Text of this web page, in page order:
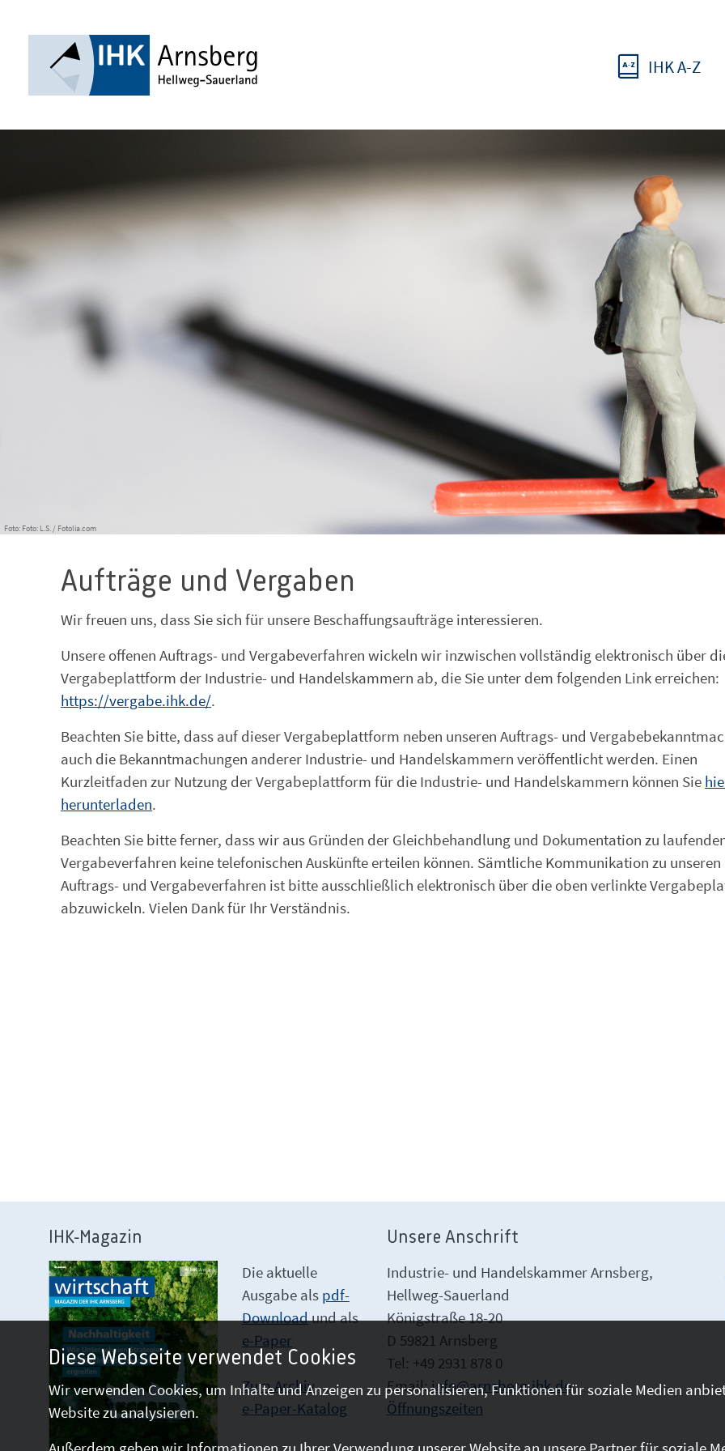
IHK A-Z
Foto: Foto: L.S. / Fotolia.com
Aufträge und Vergaben
Wir freuen uns, dass Sie sich für unsere Beschaffungsaufträge interessieren.
Unsere offenen Auftrags- und Vergabeverfahren wickeln wir inzwischen vollständig elektronisch über
Vergabeplattform der Industrie- und Handelskammern ab, die Sie unter dem folgenden Link erreichen:
https://vergabe.ihk.de/.
Beachten Sie bitte, dass auf dieser Vergabeplattform neben unseren Auftrags- und
auch die Bekanntmachungen anderer Industrie- und Handelskammern veröffentlicht werden. Einen
Kurzleitfaden zur Nutzung der Vergabeplattform für die Industrie- und Handelskammern können Sie
herunterladen.
Beachten Sie bitte ferner, dass wir aus Gründen der Gleichbehandlung und Dokumentation zu
Vergabeverfahren keine telefonischen Auskünfte erteilen können. Sämtliche Kommunikation zu unseren
Auftrags- und Vergabeverfahren ist bitte ausschließlich elektronisch über die oben verlinkte
abzuwickeln. Vielen Dank für Ihr Verständnis.
IHK-Magazin
Die aktuelle
Ausgabe als pdf-
Downloadund als
e-Paper
Zum Archiv
e-Paper-Katalog
Unsere Anschrift
Industrie- und Handelskammer Arnsberg,
Hellweg-Sauerland
Königstraße 18-20
D 59821 Arnsberg
Tel: +49 2931 878 0
Email:info@arnsberg.ihk.de
Öffnungszeiten
Diese Webseite verwendet Cookies
Wir verwenden Cookies, um Inhalte und Anzeigen zu personalisieren, Funktionen für soziale Medien
Website zu analysieren.